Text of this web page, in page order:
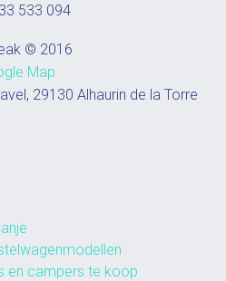
533 094
© 2016
Map
29130 Alhaurin de la Torre
en campers te koop